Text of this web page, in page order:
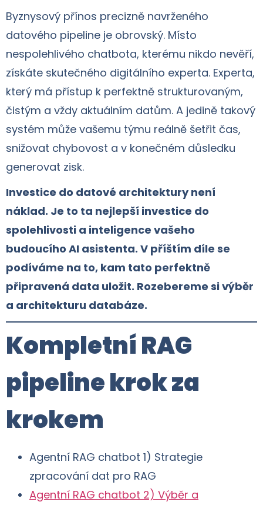
Byznysový přínos precizně navrženého
datového pipeline je obrovský. Místo
nespolehlivého chatbota, kterému nikdo nevěří,
získáte skutečného digitálního experta. Experta,
který má přístup k perfektně strukturovaným,
čistým a vždy aktuálním datům. A jedině takový
systém může vašemu týmu reálně šetřit čas,
snižovat chybovost a v konečném důsledku
generovat zisk.
Investice do datové architektury není
náklad. Je to ta nejlepší investice do
spolehlivosti a inteligence vašeho
budoucího AI asistenta. V příštím díle se
podíváme na to, kam tato perfektně
připravená data uložit. Rozebereme si výběr
a architekturu databáze.
Kompletní RAG
pipeline krok za
krokem
Agentní RAG chatbot 1) Strategie
zpracování dat pro RAG
Agentní RAG chatbot 2) Výběr a